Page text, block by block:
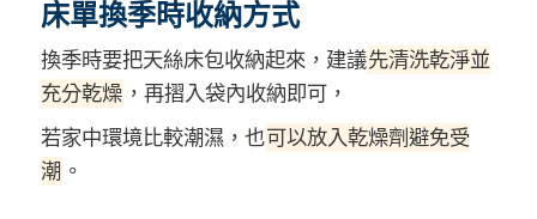
床單換季時收納方式
換季時要把天絲床包收納起來，建議先清洗乾淨並
充分乾燥 ，再摺入袋內收納即可，
若家中環境比較潮濕，也可以放入乾燥劑避免受
潮 。